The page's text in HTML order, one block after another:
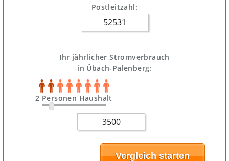
Postleitzahl:
Ihr jährlicher Stromverbrauch
in Übach-Palenberg:
2 Personen Haushalt